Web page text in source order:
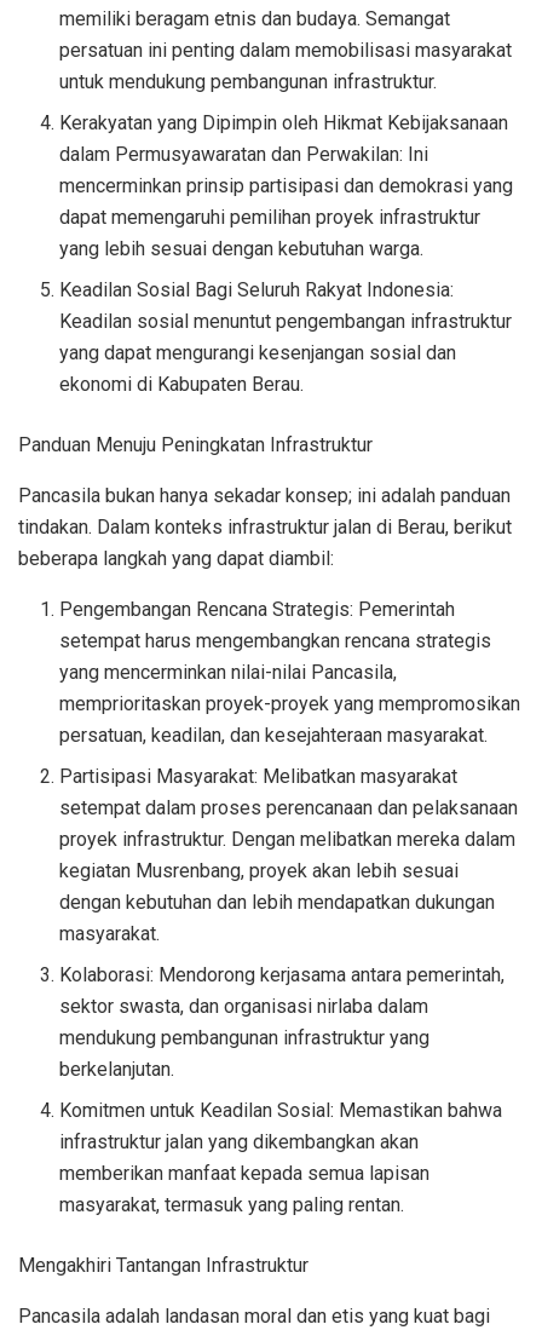
memiliki beragam etnis dan budaya. Semangat
persatuan ini penting dalam memobilisasi masyarakat
untuk mendukung pembangunan infrastruktur.
Kerakyatan yang Dipimpin oleh Hikmat Kebijaksanaan
dalam Permusyawaratan dan Perwakilan: Ini
mencerminkan prinsip partisipasi dan demokrasi yang
dapat memengaruhi pemilihan proyek infrastruktur
yang lebih sesuai dengan kebutuhan warga.
Keadilan Sosial Bagi Seluruh Rakyat Indonesia:
Keadilan sosial menuntut pengembangan infrastruktur
yang dapat mengurangi kesenjangan sosial dan
ekonomi di Kabupaten Berau.
Panduan Menuju Peningkatan Infrastruktur
Pancasila bukan hanya sekadar konsep; ini adalah panduan
tindakan. Dalam konteks infrastruktur jalan di Berau, berikut
beberapa langkah yang dapat diambil:
Pengembangan Rencana Strategis: Pemerintah
setempat harus mengembangkan rencana strategis
yang mencerminkan nilai-nilai Pancasila,
memprioritaskan proyek-proyek yang mempromosikan
persatuan, keadilan, dan kesejahteraan masyarakat.
Partisipasi Masyarakat: Melibatkan masyarakat
setempat dalam proses perencanaan dan pelaksanaan
proyek infrastruktur. Dengan melibatkan mereka dalam
kegiatan Musrenbang, proyek akan lebih sesuai
dengan kebutuhan dan lebih mendapatkan dukungan
masyarakat.
Kolaborasi: Mendorong kerjasama antara pemerintah,
sektor swasta, dan organisasi nirlaba dalam
mendukung pembangunan infrastruktur yang
berkelanjutan.
Komitmen untuk Keadilan Sosial: Memastikan bahwa
infrastruktur jalan yang dikembangkan akan
memberikan manfaat kepada semua lapisan
masyarakat, termasuk yang paling rentan.
Mengakhiri Tantangan Infrastruktur
Pancasila adalah landasan moral dan etis yang kuat bagi